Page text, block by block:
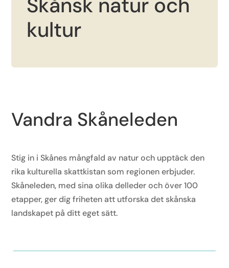
kultur
Vandra Skåneleden
Stig in i Skånes mångfald av natur och upptäck den
rika kulturella skattkistan som regionen erbjuder.
Skåneleden, med sina olika delleder och över 100
etapper, ger dig friheten att utforska det skånska
landskapet på ditt eget sätt.